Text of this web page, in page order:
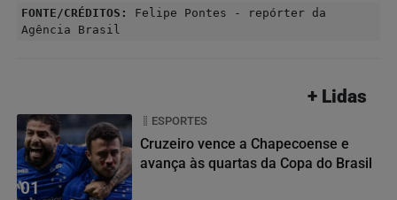
FONTE/CRÉDITOS:
Felipe Pontes - repórter da
Agência Brasil
+ Lidas
01
ESPORTES
Cruzeiro vence a Chapecoense e
avança às quartas da Copa do Brasil